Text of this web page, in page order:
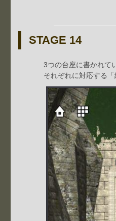
STAGE 14
3つの台座に書かれて
それぞれに対応する